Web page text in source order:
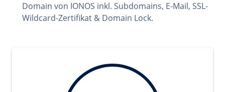
Domain von IONOS inkl. Subdomains, E-Mail, SSL-
Wildcard-Zertifikat & Domain Lock.